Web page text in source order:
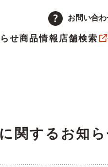
お問い合わ
せ商品情報 店舗検索
関するお知ら